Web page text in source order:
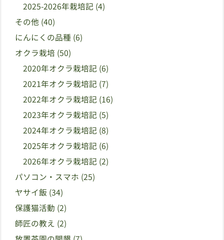
2025-2026年栽培記 (4)
その他 (40)
にんにくの品種 (6)
オクラ栽培 (50)
2020年オクラ栽培記 (6)
2021年オクラ栽培記 (7)
2022年オクラ栽培記 (16)
2023年オクラ栽培記 (5)
2024年オクラ栽培記 (8)
2025年オクラ栽培記 (6)
2026年オクラ栽培記 (2)
パソコン・スマホ (25)
ヤサイ飯 (34)
保護猫活動 (2)
師匠の教え (2)